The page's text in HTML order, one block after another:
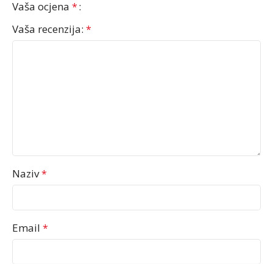
Vaša ocjena *
Vaša recenzija: *
Naziv*
Email *